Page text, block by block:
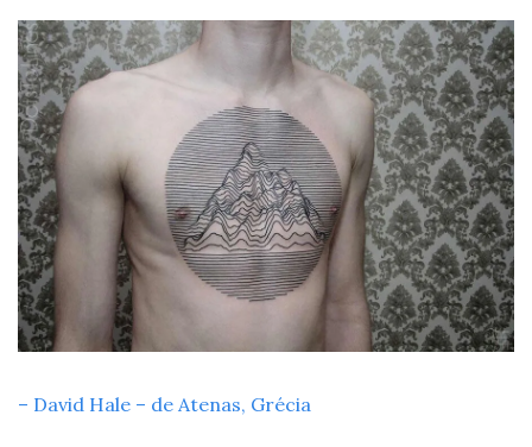
– David Hale – de Atenas, Grécia